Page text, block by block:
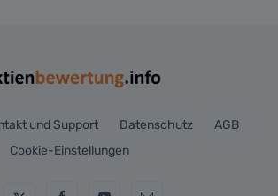
und Support Datenschutz
AGB
Cookie-Einstellungen